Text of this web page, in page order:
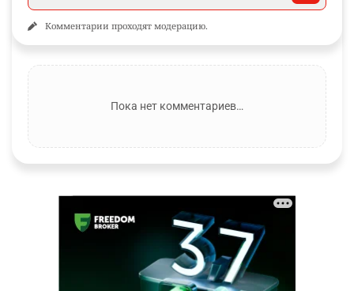
Комментарии проходят модерацию.
Пока нет комментариев…